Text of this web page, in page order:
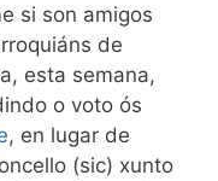
si son amigos
de
esta semana,
o voto ós
, en lugar de
(sic) xunto